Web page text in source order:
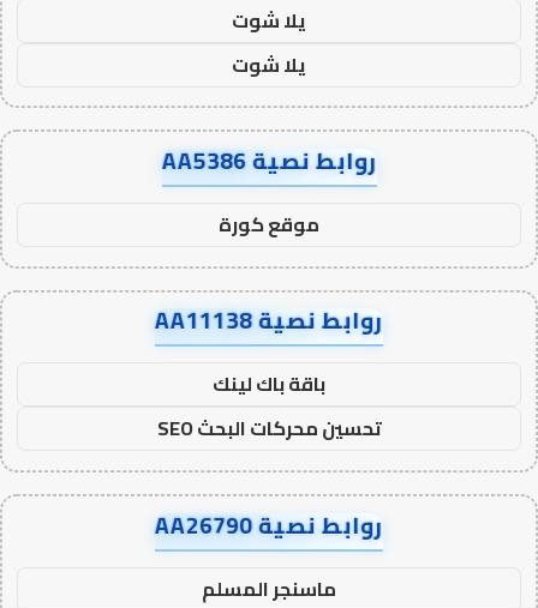
يلا شوت
يلا شوت
روابط نصية AA5386
موقع كورة
روابط نصية AA11138
باقة باك لينك
تحسين محركات البحث SEO
روابط نصية AA26790
ماسنجر المسلم